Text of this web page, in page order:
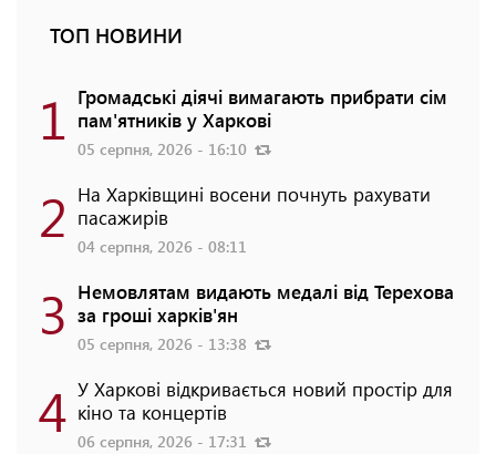
ТОП НОВИНИ
1 Громадські діячі вимагають прибрати сім
пам'ятників у Харкові
05 серпня, 2026 - 16:10
2 На Харківщині восени почнуть рахувати
пасажирів
04 серпня, 2026 - 08:11
3 Немовлятам видають медалі від Терехова
за гроші харків'ян
05 серпня, 2026 - 13:38
4 У Харкові відкривається новий простір для
кіно та концертів
06 серпня, 2026 - 17:31